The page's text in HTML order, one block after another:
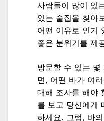
사람들이 많이 있
있는 술집을 찾아
어떤 이유로 인기
좋은 분위기를 제
방문할 수 있는
면, 어떤 바가 여
대해 조사를 해야
를 보고 당신에게
하세요. 그럼, 바